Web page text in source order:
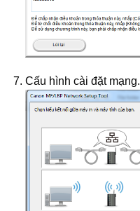
Cấu hình cài đặt mạng.